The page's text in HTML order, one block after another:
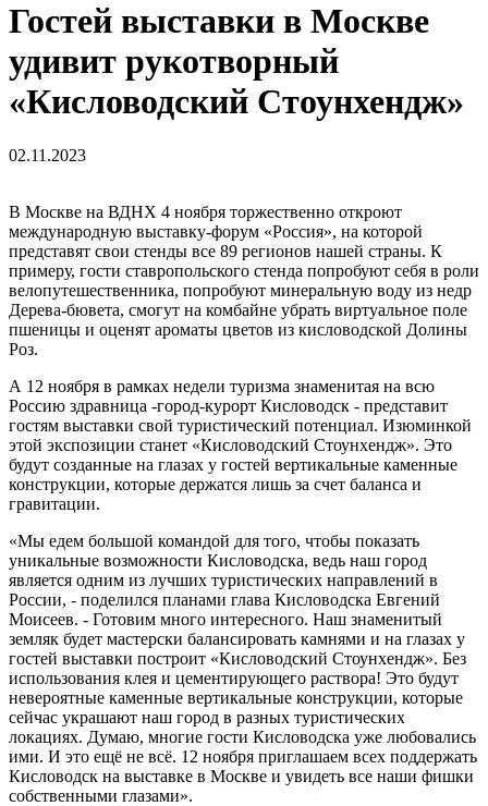
Гостей выставки в Москве
удивит рукотворный
«Кисловодский Стоунхендж»
02.11.2023
В Москве на ВДНХ 4 ноября торжественно откроют
международную выставку-форум «Россия», на которой
представят свои стенды все 89 регионов нашей страны. К
примеру, гости ставропольского стенда попробуют себя в роли
велопутешественника, попробуют минеральную воду из недр
Дерева-бювета, смогут на комбайне убрать виртуальное поле
пшеницы и оценят ароматы цветов из кисловодской Долины
Роз.
А 12 ноября в рамках недели туризма знаменитая на всю
Россию здравница -город-курорт Кисловодск - представит
гостям выставки свой туристический потенциал. Изюминкой
этой экспозиции станет «Кисловодский Стоунхендж». Это
будут созданные на глазах у гостей вертикальные каменные
конструкции, которые держатся лишь за счет баланса и
гравитации.
«Мы едем большой командой для того, чтобы показать
уникальные возможности Кисловодска, ведь наш город
является одним из лучших туристических направлений в
России, - поделился планами глава Кисловодска Евгений
Моисеев. - Готовим много интересного. Наш знаменитый
земляк будет мастерски балансировать камнями и на глазах у
гостей выставки построит «Кисловодский Стоунхендж». Без
использования клея и цементирующего раствора! Это будут
невероятные каменные вертикальные конструкции, которые
сейчас украшают наш город в разных туристических
локациях. Думаю, многие гости Кисловодска уже любовались
ими. И это ещё не всё. 12 ноября приглашаем всех поддержать
Кисловодск на выставке в Москве и увидеть все наши фишки
собственными глазами».